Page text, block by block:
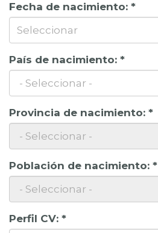
Fecha de nacimiento: *
País de nacimiento: *
Provincia de nacimiento: *
Población de nacimiento: *
Perfil CV: *